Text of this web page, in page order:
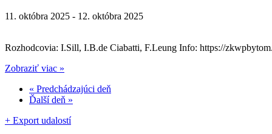
11. októbra 2025 - 12. októbra 2025
Rozhodcovia: I.Sill, I.B.de Ciabatti, F.Leung Info: https://
Zobraziť viac »
« Predchádzajúci deň
Ďalší deň »
+ Export udalostí